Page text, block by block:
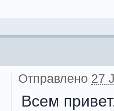
Отправлено 27
Всем